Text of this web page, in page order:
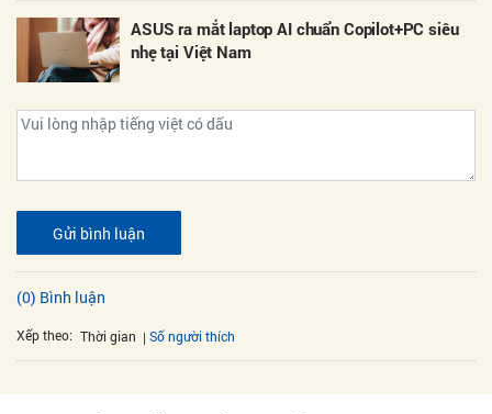
ASUS ra mắt laptop AI chuẩn Copilot+PC siêu
nhẹ tại Việt Nam
Gửi bình luận
(0) Bình luận
Xếp theo: Thời gian Số người thích